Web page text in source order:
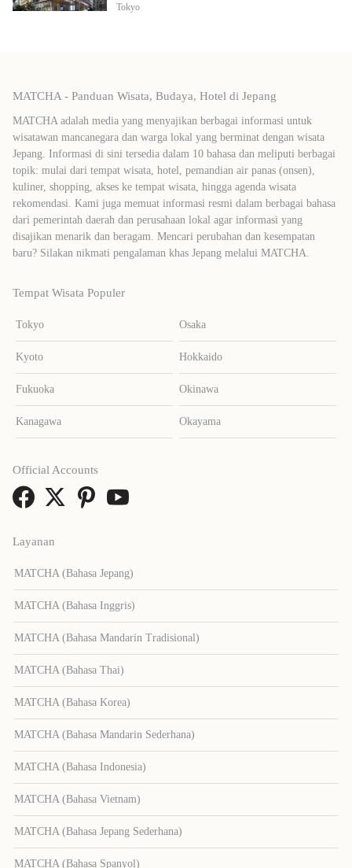
Tokyo
MATCHA - Panduan Wisata, Budaya, Hotel di Jepang
MATCHA adalah media yang menyajikan berbagai informasi untuk
wisatawan mancanegara dan warga lokal yang berminat dengan wisata
Jepang. Informasi di sini tersedia dalam 10 bahasa dan meliputi berbagai
topik: mulai dari tempat wisata, hotel, pemandian air panas (onsen),
kuliner, shopping, akses ke tempat wisata, hingga agenda wisata
rekomendasi. Kami juga memuat informasi resmi dalam berbagai bahasa
dari pemerintah daerah dan perusahaan lokal agar informasi yang
disajikan menarik dan beragam. Mencari perubahan dan kesempatan
baru? Silakan nikmati pengalaman khas Jepang melalui MATCHA.
Tempat Wisata Populer
Tokyo Osaka
Kyoto Hokkaido
Fukuoka Okinawa
Kanagawa Okayama
Layanan
MATCHA (Bahasa Jepang)
MATCHA (Bahasa Inggris)
MATCHA (Bahasa Mandarin Tradisional)
MATCHA (Bahasa Thai)
MATCHA (Bahasa Korea)
MATCHA (Bahasa Mandarin Sederhana)
MATCHA (Bahasa Indonesia)
MATCHA (Bahasa Vietnam)
MATCHA (Bahasa Jepang Sederhana)
MATCHA (Bahasa Spanyol)
Official Accounts